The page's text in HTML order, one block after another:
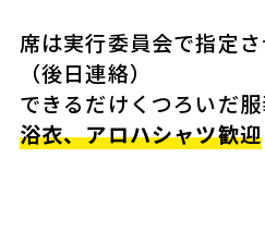
席は実行委員会で指定さ
（後日連絡）
できるだけくつろいだ服
浴衣、アロハシャツ歓迎